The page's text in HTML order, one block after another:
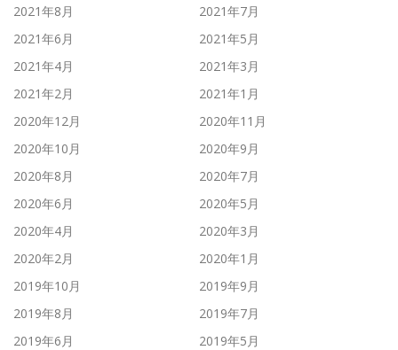
2021年8月
2021年7月
2021年6月
2021年5月
2021年4月
2021年3月
2021年2月
2021年1月
2020年12月
2020年11月
2020年10月
2020年9月
2020年8月
2020年7月
2020年6月
2020年5月
2020年4月
2020年3月
2020年2月
2020年1月
2019年10月
2019年9月
2019年8月
2019年7月
2019年6月
2019年5月